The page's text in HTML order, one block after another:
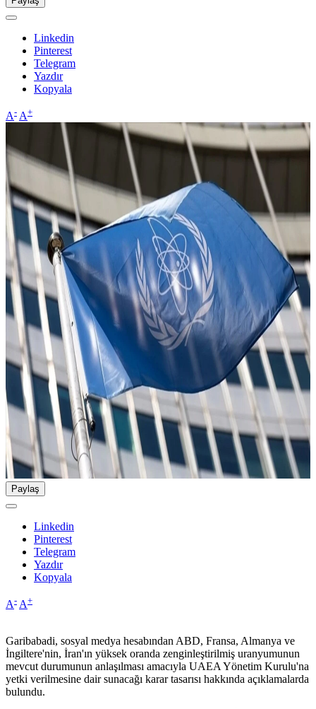
Linkedin
Pinterest
Telegram
Yazdır
Kopyala
A- A+
Paylaş
Linkedin
Pinterest
Telegram
Yazdır
Kopyala
A- A+
Garibabadi, sosyal medya hesabından ABD, Fransa, Almanya ve
İngiltere'nin, İran'ın yüksek oranda zenginleştirilmiş uranyumunun
mevcut durumunun anlaşılması amacıyla UAEA Yönetim Kurulu'na
yetki verilmesine dair sunacağı karar tasarısı hakkında açıklamalarda
bulundu.